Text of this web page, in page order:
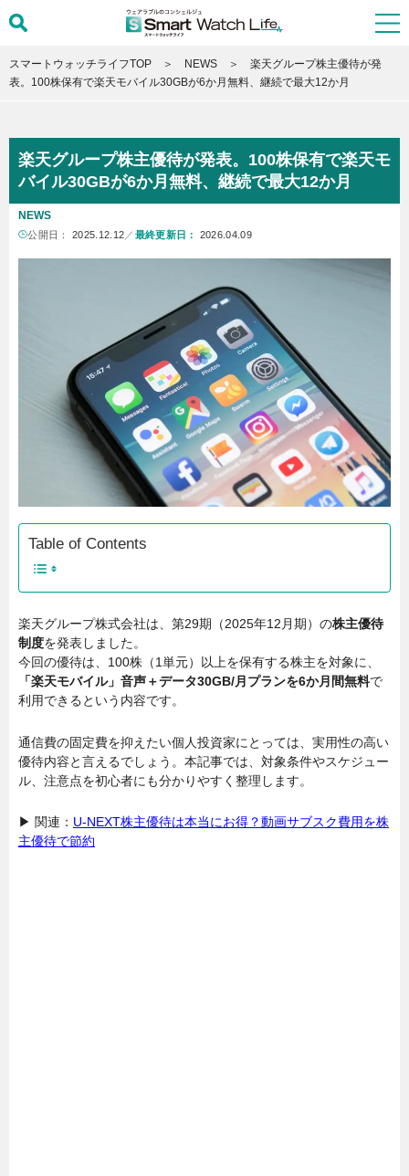
スマートウォッチライフTOP NEWS
楽天グループ株主優待が発
表。100株保有で楽天モバイル30GBが6か月無料、継続で最大12か月
楽天グループ株主優待が発表。100株保有で楽天モ
バイル30GBが6か月無料、継続で最大12か月
NEWS
公開日： 2025.12.12 ／ 最終更新日： 2026.04.09
Table of Contents
楽天グループ株式会社は、第29期（2025年12月期）の株主優待
制度を発表しました。
今回の優待は、100株（1単元）以上を保有する株主を対象に、
「楽天モバイル」音声＋データ30GB/月プランを6か月間無料で
利用できるという内容です。
通信費の固定費を抑えたい個人投資家にとっては、実用性の高い
優待内容と言えるでしょう。本記事では、対象条件やスケジュー
ル、注意点を初心者にも分かりやすく整理します。
▶ 関連： U-NEXT株主優待は本当にお得？動画サブスク費用を株
主優待で節約